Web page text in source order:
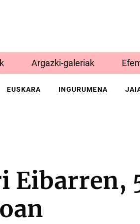
Argazki-galeriak
EUSKARA INGURUMENA
Eibarren,